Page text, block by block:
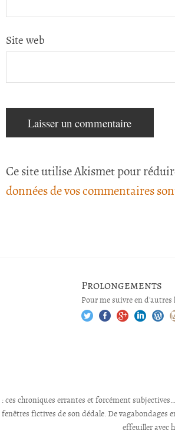
Site web
Ce site utilise Akismet pour
données de vos commentaires
Prolongements
Pour me suivre en d'autres
: ces chroniques errantes et forcément
fictives de son dédale. De
effeuiller avec